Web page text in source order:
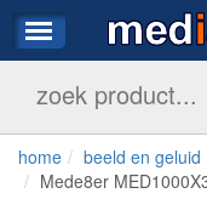
home beeld en geluid
Mede8er